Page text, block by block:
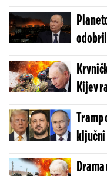
Kijev
Tramp
ključni
Putin